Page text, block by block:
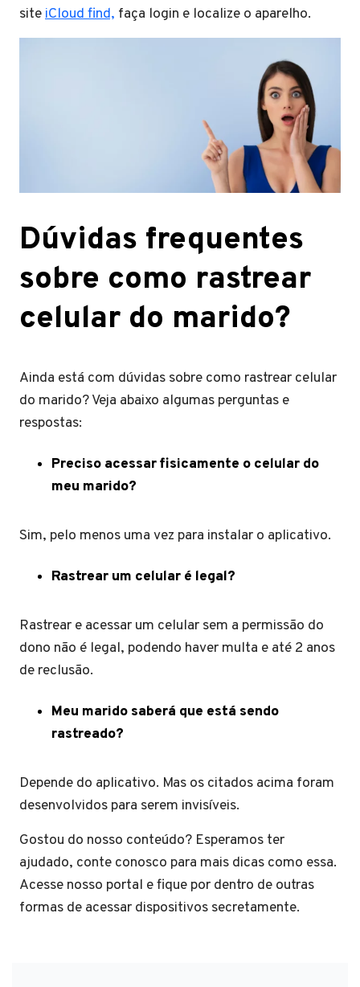
siteiCloud find, faça login e localize o aparelho.
Dúvidas frequentes
sobre como rastrear
celular do marido?
Ainda está com dúvidas sobre como rastrear celular
do marido? Veja abaixo algumas perguntas e
respostas:
Preciso acessar fisicamente o celular do
meu marido?
Sim, pelo menos uma vez para instalar o aplicativo.
Rastrear um celular é legal?
Rastrear e acessar um celular sem a permissão do
dono não é legal, podendo haver multa e até 2 anos
de reclusão.
Meu marido saberá que está sendo
rastreado?
Depende do aplicativo. Mas os citados acima foram
desenvolvidos para serem invisíveis.
Gostou do nosso conteúdo? Esperamos ter
ajudado, conte conosco para mais dicas como essa.
Acesse nosso portal e fique por dentro de outras
formas de acessar dispositivos secretamente.